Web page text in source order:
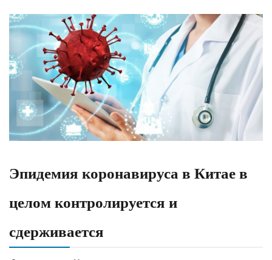
Эпидемия коронавируса в Китае в
целом контролируется и
сдерживается